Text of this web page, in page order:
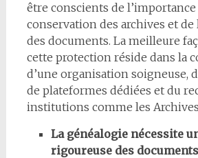
être conscients de l’importance
conservation des archives et de
des documents. La meilleure
cette protection réside dans la
d’une organisation soigneuse,
de plateformes dédiées et du
institutions comme les
La généalogie nécessite
rigoureuse des